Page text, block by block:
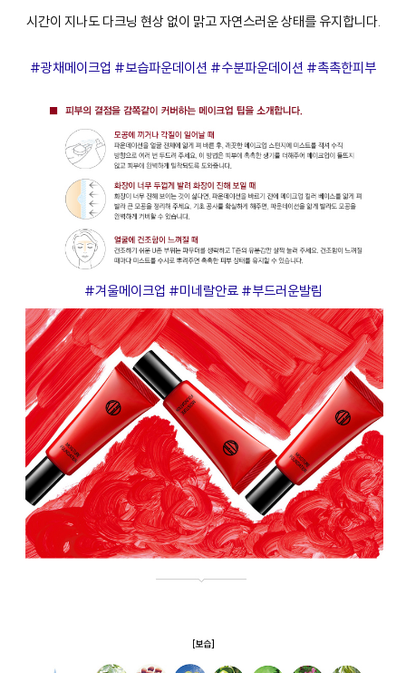
시간이 지나도 다크닝 현상 없이 맑고 자연스러운 상태를 유지합니다.
#광채메이크업 #보습파운데이션 #수분파운데이션 #촉촉한피부
#겨울메이크업 #미네랄안료 #부드러운발림